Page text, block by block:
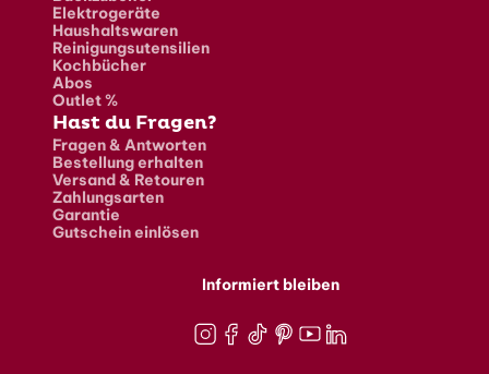
Elektrogeräte
Haushaltswaren
Reinigungsutensilien
Kochbücher
Abos
Outlet %
Hast du Fragen?
Fragen & Antworten
Bestellung erhalten
Versand & Retouren
Zahlungsarten
Garantie
Gutschein einlösen
Informiert bleiben